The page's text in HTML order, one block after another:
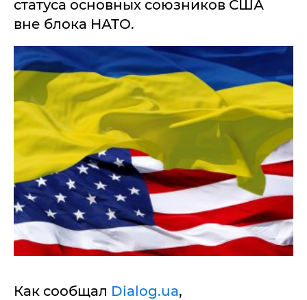
статуса основных союзников США
вне блока НАТО.
Как сообщал Dialog.ua,